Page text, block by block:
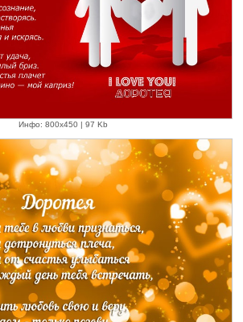
Инфо: 800х450 | 97 Kb